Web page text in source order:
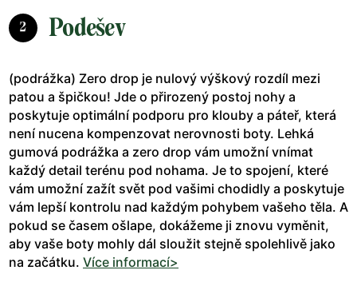
2 Podešev
(podrážka) Zero drop je nulový výškový rozdíl mezi
patou a špičkou! Jde o přirozený postoj nohy a
poskytuje optimální podporu pro klouby a páteř, která
není nucena kompenzovat nerovnosti boty. Lehká
gumová podrážka a zero drop vám umožní vnímat
každý detail terénu pod nohama. Je to spojení, které
vám umožní zažít svět pod vašimi chodidly a poskytuje
vám lepší kontrolu nad každým pohybem vašeho těla. A
pokud se časem ošlape, dokážeme ji znovu vyměnit,
aby vaše boty mohly dál sloužit stejně spolehlivě jako
na začátku. Více informací>